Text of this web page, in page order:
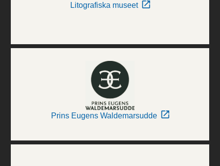
Litografiska museet
Prins Eugens Waldemarsudde